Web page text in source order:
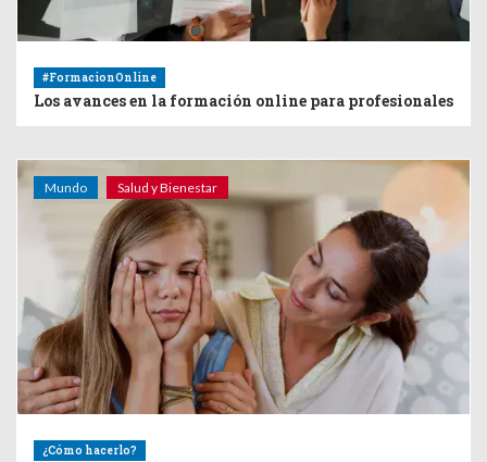
#FormacionOnline
Los avances en la formación online para profesionales
Mundo Salud y Bienestar
¿Cómo hacerlo?